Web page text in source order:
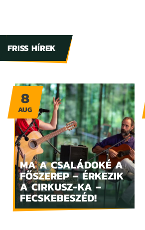
FRISS HÍREK
MA A CSALÁDOKÉ A
FŐSZEREP – ÉRKEZIK
A CIRKUSZ-KA –
FECSKEBESZÉD!
8
AUG